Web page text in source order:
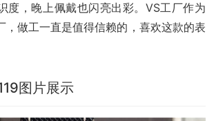
度，晚上佩戴也闪亮出彩。VS工厂作为
，做工一直是值得信赖的，喜欢这款的表
图片展示